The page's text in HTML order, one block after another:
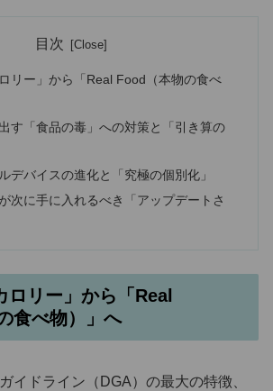
目次
リー」から「Real Food（本物の食べ
す「食品の毒」への対策と「引き算の
デバイスの進化と「究極の個別化」
次に手に入れるべき「アップデートさ
ロリー」から「Real
食べ物）」へ
イドライン（DGA）の最大の特徴、